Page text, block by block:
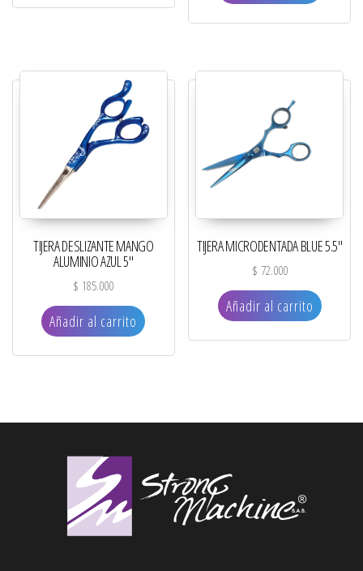
TIJERA DESLIZANTE MANGO
ALUMINIO AZUL 5″
$ 185.000
Añadir al carrito
TIJERA MICRODENTADA BLUE 5.5″
$ 72.000
Añadir al carrito